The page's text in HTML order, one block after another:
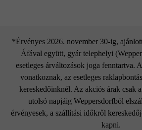
*Érvényes 2026. november 30-ig,
Áfával együtt, gyár telephelyi
esetleges árváltozások joga fenntartva.
vonatkoznak, az esetleges
kereskedőinknél. Az akciós árak csak
utolsó napjáig Weppersdorfból
érvényesek, a szállítási időkről
kapni.